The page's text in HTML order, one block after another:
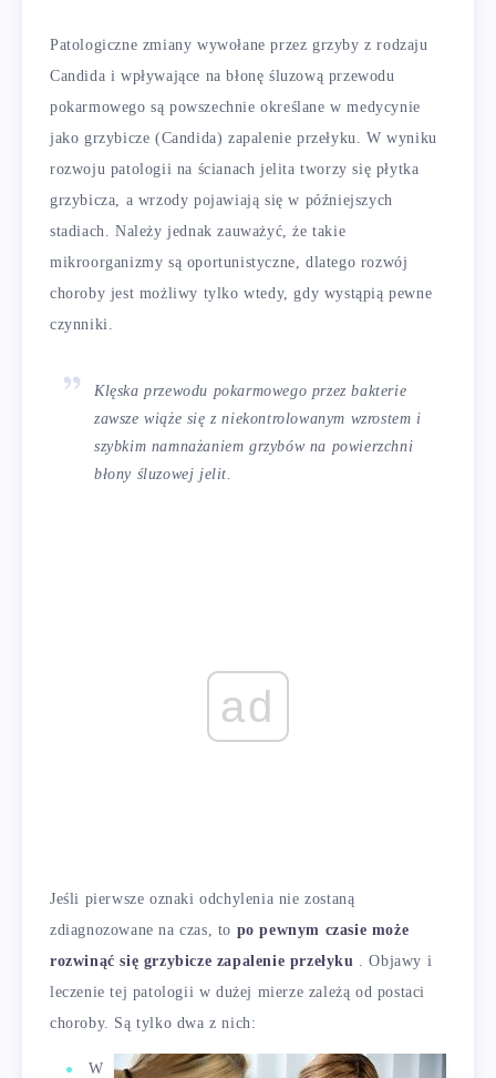
Patologiczne zmiany wywołane przez grzyby z rodzaju
Candida i wpływające na błonę śluzową przewodu
pokarmowego są powszechnie określane w medycynie
jako grzybicze (Candida) zapalenie przełyku. W wyniku
rozwoju patologii na ścianach jelita tworzy się płytka
grzybicza, a wrzody pojawiają się w późniejszych
stadiach. Należy jednak zauważyć, że takie
mikroorganizmy są oportunistyczne, dlatego rozwój
choroby jest możliwy tylko wtedy, gdy wystąpią pewne
czynniki.
Klęska przewodu pokarmowego przez bakterie
zawsze wiąże się z niekontrolowanym wzrostem i
szybkim namnażaniem grzybów na powierzchni
błony śluzowej jelit.
ad
Jeśli pierwsze oznaki odchylenia nie zostaną
zdiagnozowane na czas, to po pewnym czasie może
rozwinąć się grzybicze zapalenie przełyku . Objawy i
leczenie tej patologii w dużej mierze zależą od postaci
choroby. Są tylko dwa z nich:
W